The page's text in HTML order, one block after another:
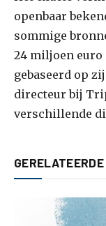
openbaar
sommige
24 miljoen euro
gebaseerd op
directeur bij
verschillende